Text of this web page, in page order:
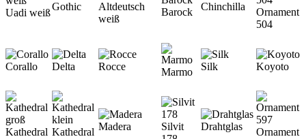
Uadi weiß
Gothic
Altdeutsch
weiß
Barock Chinchilla
Ornament
504
Corallo Delta Rocce Marmo Silk Koyoto
Kathedral Kathedral Madera
Silvit
Drahtglas
Ornament